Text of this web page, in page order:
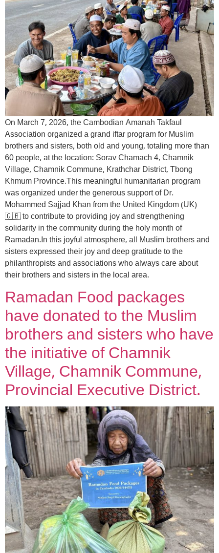
On March 7, 2026, the Cambodian Amanah Takfaul
Association organized a grand iftar program for Muslim
brothers and sisters, both old and young, totaling more than
60 people, at the location: Sorav Chamach 4, Chamnik
Village, Chamnik Commune, Krathchar District, Tbong
Khmum Province.This meaningful humanitarian program
was organized under the generous support of Dr.
Mohammed Sajjad Khan from the United Kingdom (UK)
🇬🇧 to contribute to providing joy and strengthening
solidarity in the community during the holy month of
Ramadan.In this joyful atmosphere, all Muslim brothers and
sisters expressed their joy and deep gratitude to the
philanthropists and associations who always care about
their brothers and sisters in the local area.
Ramadan Food packages
have donated to the Muslim
brothers and sisters who have
the initiative of Chamnik
Village, Chamnik Commune,
Provincial Executive District.